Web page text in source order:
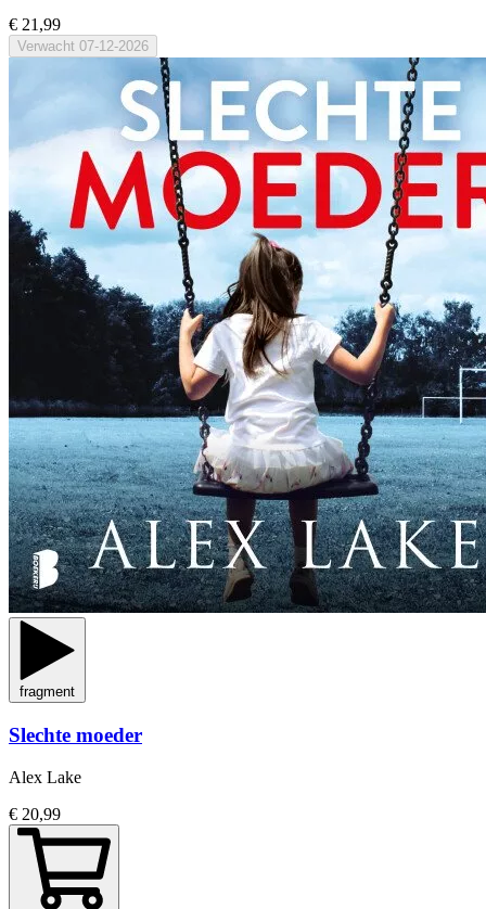
€ 21,99
Verwacht 07-12-2026
fragment
Slechte moeder
Alex Lake
€ 20,99